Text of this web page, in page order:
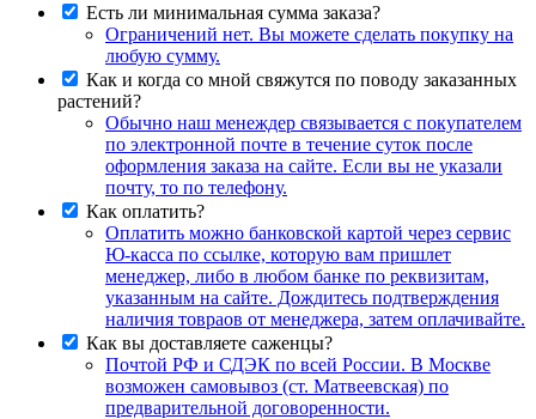
Есть ли минимальная сумма заказа?
Ограничений нет. Вы можете сделать покупку на
любую сумму.
Как и когда со мной свяжутся по поводу заказанных
растений?
Обычно наш менеждер связывается с покупателем
по электронной почте в течение суток после
оформления заказа на сайте. Если вы не указали
почту, то по телефону.
Как оплатить?
Оплатить можно банковской картой через сервис
Ю-касса по ссылке, которую вам пришлет
менеджер, либо в любом банке по реквизитам,
указанным на сайте. Дождитесь подтверждения
наличия товраов от менеджера, затем оплачивайте.
Как вы доставляете саженцы?
Почтой РФ и СДЭК по всей России. В Москве
возможен самовывоз (ст. Матвеевская) по
предварительной договоренности.